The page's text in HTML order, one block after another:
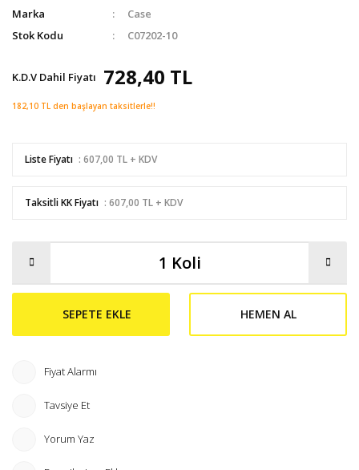
Marka
Case
Stok Kodu
C07202-10
K.D.V Dahil Fiyatı 728,40 TL
182,10 TL den başlayan taksitlerle!!
Liste Fiyatı : 607,00 TL + KDV
Taksitli KK Fiyatı : 607,00 TL + KDV
SEPETE EKLE HEMEN AL
Fiyat Alarmı
Tavsiye Et
Yorum Yaz